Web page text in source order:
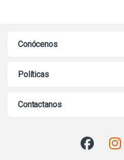
Conócenos
Políticas
Contactanos